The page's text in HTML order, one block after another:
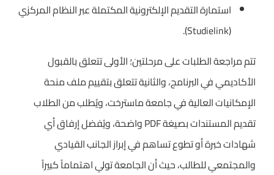
استمارة التقديم الإلكترونية المكتملة عبر النظام المركزي
(Studielink).
تتم مراجعة الطلبات على مرحلتين؛ الأولى تتعلق بالقبول
الأكاديمي في البرنامج، والثانية تتعلق بتقييم ملف منحة
الإمكانيات العالية في جامعة ماسترخت، ويُطلب من الطلاب
تقديم المستندات بصيغة PDF واضحة، ويُفضل إرفاق أي
شهادات خبرة أو تطوع تساهم في إبراز الجانب القيادي
والمجتمعي للطالب، حيث أن الجامعة تولي اهتماماً كبيراً